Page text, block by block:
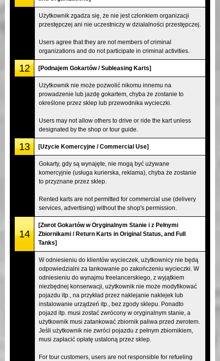
Użytkownik zgadza się, że nie jest członkiem organizacji
przestępczej ani nie uczestniczy w działalności przestępczej.
Users agree that they are not members of criminal
organizations and do not participate in criminal activities.
12 [Podnajem Gokartów / Subleasing Karts]
Użytkownik nie może pozwolić nikomu innemu na
prowadzenie lub jazdę gokartem, chyba że zostanie to
określone przez sklep lub przewodnika wycieczki.
Users may not allow others to drive or ride the kart unless
designated by the shop or tour guide.
13 [Użycie Komercyjne / Commercial Use]
Gokarty, gdy są wynajęte, nie mogą być używane
komercyjnie (usługa kurierska, reklama), chyba że zostanie
to przyznane przez sklep.
Rented karts are not permitted for commercial use (delivery
services, advertising) without the shop's permission.
14
[Zwrot Gokartów w Oryginalnym Stanie i z Pełnymi
Zbiornikami / Return Karts in Original Status, and Full
Tanks]
W odniesieniu do klientów wycieczek, użytkownicy nie będą
odpowiedzialni za tankowanie po zakończeniu wycieczki. W
odniesieniu do wynajmu freelancerskiego, z wyjątkiem
niezbędnej konserwacji, użytkownik nie może modyfikować
pojazdu itp., na przykład przez naklejanie naklejek lub
instalowanie urządzeń itp., bez zgody sklepu. Ponadto
pojazd itp. musi zostać zwrócony w oryginalnym stanie, a
użytkownik musi zatankować zbiornik paliwa przed zwrotem.
Jeśli użytkownik nie zwróci pojazdu z pełnym zbiornikiem,
musi zapłacić opłatę ustaloną przez sklep.
For tour customers, users are not responsible for refueling